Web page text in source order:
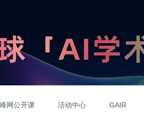
网公开课 活动中心 GAIR